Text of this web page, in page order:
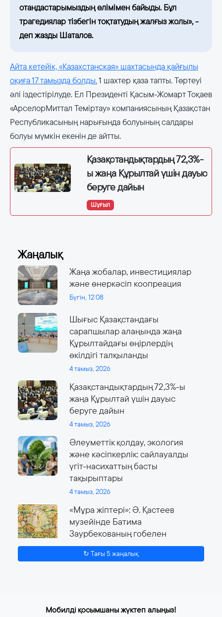
отандастарымыздың өлімімен байыды. Бұл
трагедиялар тізбегін тоқтатудың жалғыз жолы», -
деп жазды Шаталов.
Айта кетейік, «Казахстанская» шахтасында қайғылы
оқиға 17 тамызда болды.1 шахтер қаза тапты. Төртеуі
әлі іздестірілуде. Ел Президенті Қасым-Жомарт Тоқаев
«АрселорМиттал Теміртау» компаниясының Қазақстан
Республикасының нарығында болуының салдары
болуы мүмкін екенін де айтты.
Қазақстандықтардың 72,3%-
ы жаңа Құрылтай үшін дауыс
беруге дайын
Шұғыл
Жаңалық
Жаңа жобалар, инвестициялар
және өнеркәсіп коопреация
Бүгін, 12:08
Шығыс Қазақстандағы
сарапшылар алаңында жаңа
Құрылтайдағы өңірлердің
өкілдігі талқыланды
4 тамыз, 2026
Қазақстандықтардың 72,3%-ы
жаңа Құрылтай үшін дауыс
беруге дайын
4 тамыз, 2026
Әлеуметтік қолдау, экология
және кәсіпкерлік: сайлауалды
үгіт-насихаттың басты
тақырыптары
4 тамыз, 2026
«Мұра жіптері»: Ә. Қастеев
музейінде Батима
Заурбекованың гобелен
өнеріне арналған ауқымды
көрме өтеді
↻ Тағы 5 жаңалық
Мобилді қосымшаны жүктеп алыңыз!